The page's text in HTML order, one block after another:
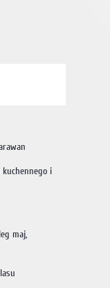
kuchennego i
maj,